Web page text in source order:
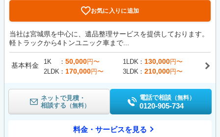
お気に入りに追加
当社は宮城県を中心に、遺品整理サービスを提供しております。
軽トラックから4トンユニック車まで...
基本料金 1K 50,000円〜 1LDK 130,000円〜
2LDK
170,000円〜 3LDK 210,000円〜
ネットで見積・
相談する （無料）
電話で相談 （無料）
0120-905-734
料金・サービスを見る